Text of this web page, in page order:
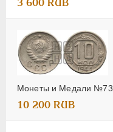
3 600 RUB
Монеты и Медали №73
10 200 RUB